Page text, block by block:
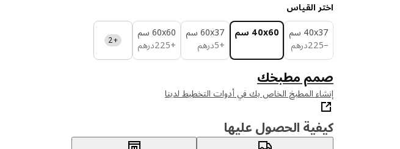
اختر القياس
‎40x37 سم‏
−
درهم225 درهم 225
‎40x60 سم‏
‎60x37 سم‏
+ درهم5 درهم 5
‎60x60 سم‏
+
درهم225 درهم 225 +2
صمم مطبخك
إنشاء المطبخ الخاص بك في أدوات التخطيط لدينا
كيفية الحصول عليها